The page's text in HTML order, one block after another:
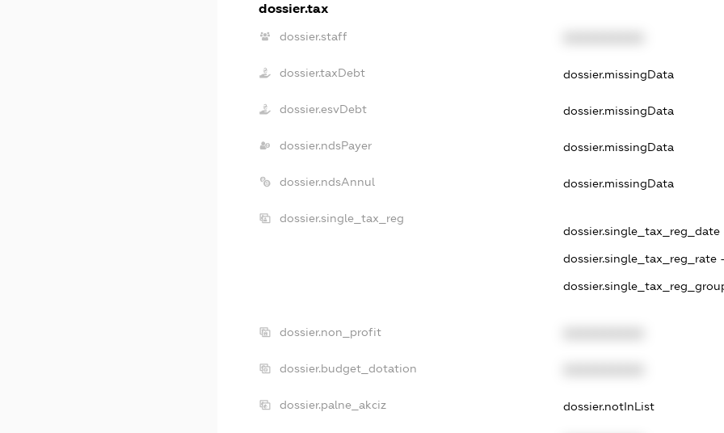
dossier.tax
dossier.staff
dossier.taxDebt dossier.missingData
dossier.esvDebt dossier.missingData
dossier.ndsPayer dossier.missingData
dossier.ndsAnnul dossier.missingData
dossier.single_tax_reg
dossier.single_tax_reg_date -
dossier.single_tax_reg_rate
dossier.non_profit
dossier.budget_dotation
dossier.palne_akciz dossier.notInList